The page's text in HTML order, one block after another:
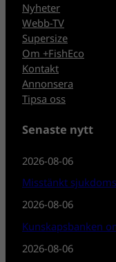
Nyheter
Webb-TV
Supersize
Om +FishEco
Kontakt
Annonsera
Tipsa oss
Senaste nytt
2026-08-06
Misstänkt
2026-08-06
Kunskapsbanken
2026-08-06